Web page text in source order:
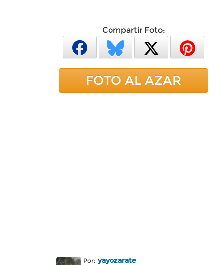
Compartir Foto:
FOTO AL AZAR
Por: yayozarate